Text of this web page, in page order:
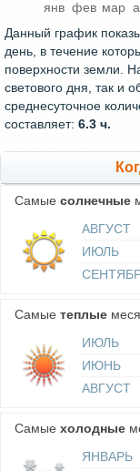
янв фев мар
Данный график
день, в течение
поверхности земли.
светового дня, так и
среднесуточное
составляет: 6.3 ч.
Самые солнечные
АВГУСТ
ИЮЛЬ
Самые теплые
ИЮЛЬ
ИЮНЬ
АВГУСТ
Самые холодные
ЯНВАРЬ